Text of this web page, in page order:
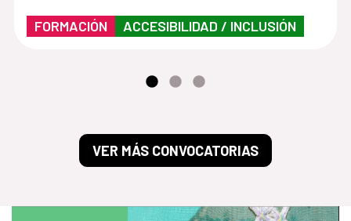
FORMACIÓN ACCESIBILIDAD / INCLUSIÓN
VER MÁS CONVOCATORIAS